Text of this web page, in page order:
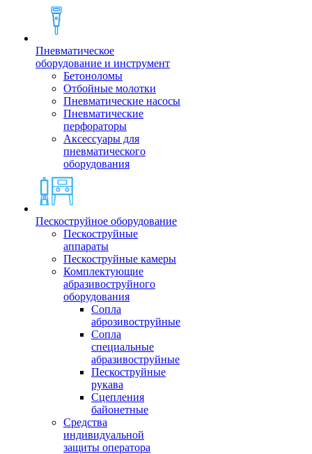
Пневматическое
оборудование и инструмент
Бетоноломы
Отбойные молотки
Пневматические насосы
Пневматические
перфораторы
Аксессуары для
пневматического
оборудования
Пескоструйное оборудование
Пескоструйные
аппараты
Пескоструйные камеры
Комплектующие
абразивоструйного
оборудования
Сопла
аброзивоструйные
Сопла
специальные
абразивоструйные
Пескоструйные
рукава
Сцепления
байонетные
Средства
индивидуальной
защиты оператора